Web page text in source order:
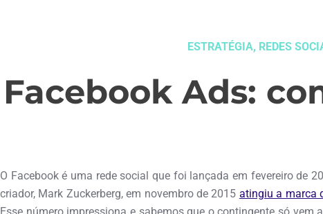
ESTRATÉGIA, REDES
Facebook Ads:
O Facebook é uma rede social que foi lançada em fevereiro de
criador, Mark Zuckerberg, em novembro de 2015 atingiu a marca